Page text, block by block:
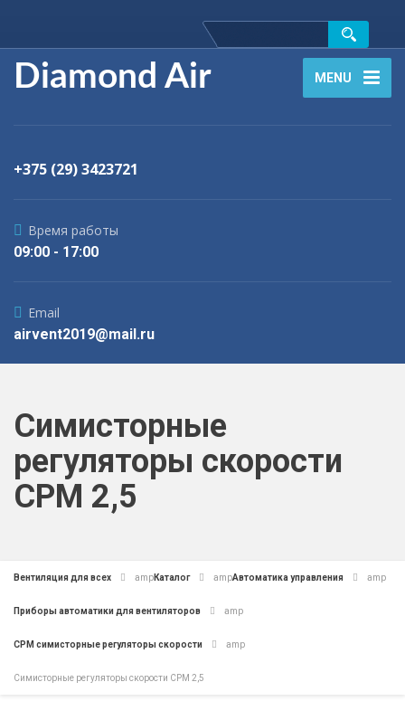
Diamond Air MENU
+375 (29) 3423721
Время работы
09:00 - 17:00
Email
airvent2019@mail.ru
Cимисторные
регуляторы скорости
CPM 2,5
Вентиляция для всех ampКаталог ampАвтоматика управления amp
Приборы автоматики для вентиляторов amp
СРМ симисторные регуляторы скорости amp
Cимисторные регуляторы скорости CPM 2,5